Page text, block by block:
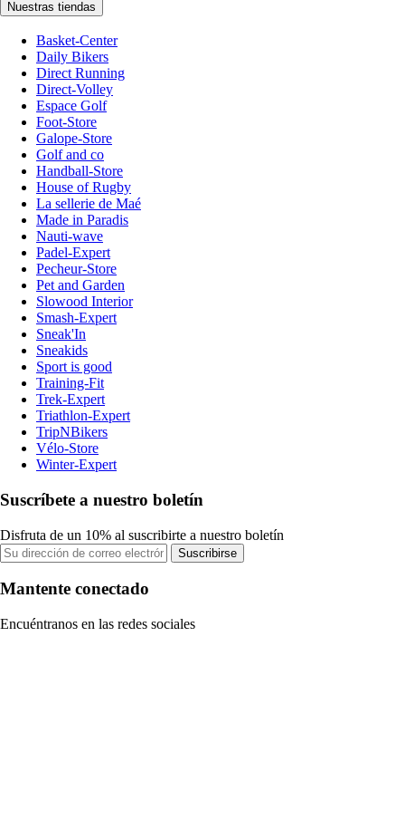
Nuestras tiendas
Basket-Center
Daily Bikers
Direct Running
Direct-Volley
Espace Golf
Foot-Store
Galope-Store
Golf and co
Handball-Store
House of Rugby
La sellerie de Maé
Made in Paradis
Nauti-wave
Padel-Expert
Pecheur-Store
Pet and Garden
Slowood Interior
Smash-Expert
Sneak'In
Sneakids
Sport is good
Training-Fit
Trek-Expert
Triathlon-Expert
TripNBikers
Vélo-Store
Winter-Expert
Suscríbete a nuestro boletín
Disfruta de un 10% al suscribirte a nuestro boletín
Suscribirse
Mantente conectado
Encuéntranos en las redes sociales